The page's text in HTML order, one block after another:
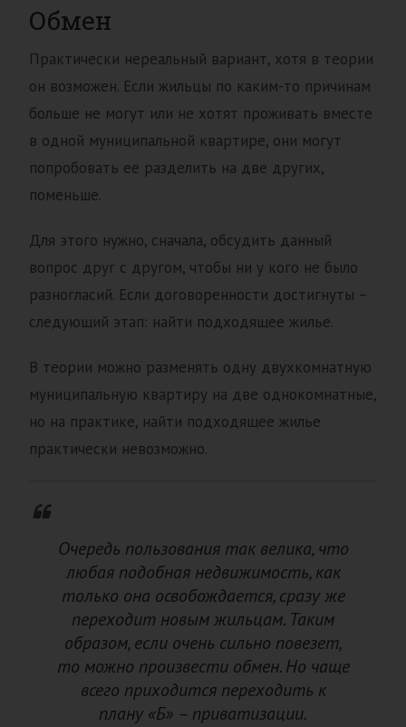
Обмен
Практически нереальный вариант, хотя в теории
он возможен. Если жильцы по каким-то причинам
больше не могут или не хотят проживать вместе
в одной муниципальной квартире, они могут
попробовать ее разделить на две других,
поменьше.
Для этого нужно, сначала, обсудить данный
вопрос друг с другом, чтобы ни у кого не было
разногласий. Если договоренности достигнуты –
следующий этап: найти подходящее жилье.
В теории можно разменять одну двухкомнатную
муниципальную квартиру на две однокомнатные,
но на практике, найти подходящее жилье
практически невозможно.
Очередь пользования так велика, что
любая подобная недвижимость, как
только она освобождается, сразу же
переходит новым жильцам. Таким
образом, если очень сильно повезет,
то можно произвести обмен. Но чаще
всего приходится переходить к
плану «Б» – приватизации.